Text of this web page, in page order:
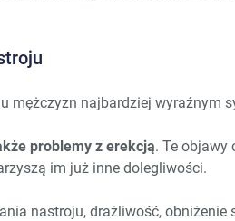
mężczyzn najbardziej wyraźnym
problemy z erekcją. Te objawy
im już inne dolegliwości.
nastroju, drażliwość, obniżenie